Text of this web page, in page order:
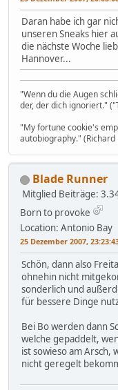
Daran habe ich gar
unseren Sneaks hier
die nächste Woche
Hannover...
"Wenn du die Augen
der, der dich ignoriert."
"My fortune cookie's
autobiography."
Blade Runner
Mitglied Beiträge:
Born to provoke
Location: Antonio Bay
25 Dezember 2007,
Schön, dann also
ohnehin nicht
sonderlich und
für bessere Dinge
Bei Bo werden dann
welche gepaddelt,
ist sowieso am Arsch,
nicht geregelt